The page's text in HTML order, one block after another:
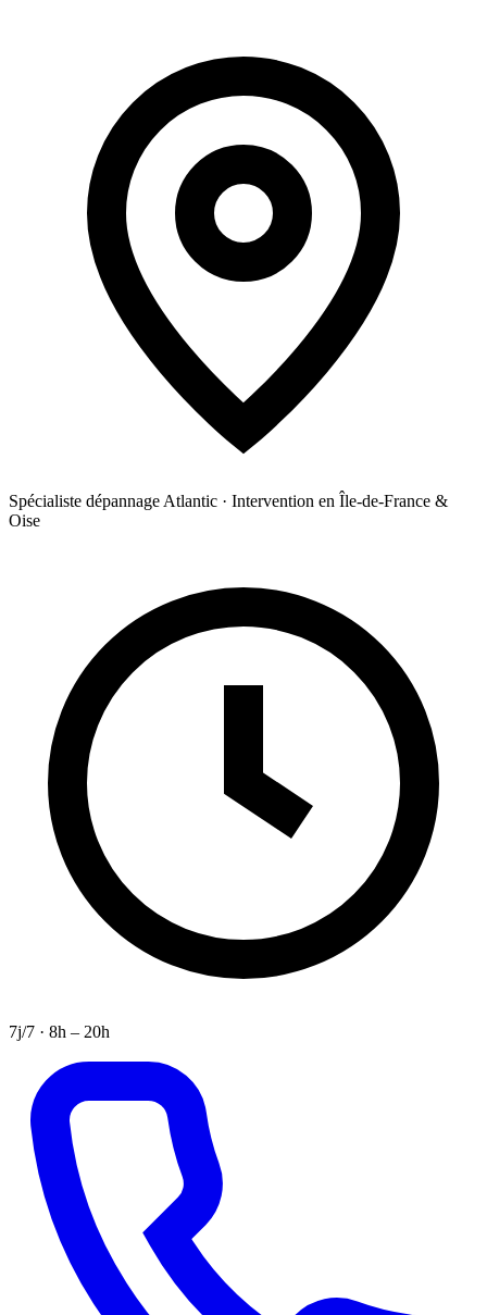
Spécialiste dépannage Atlantic · Intervention en Île-de-France &
Oise
7j/7 · 8h – 20h